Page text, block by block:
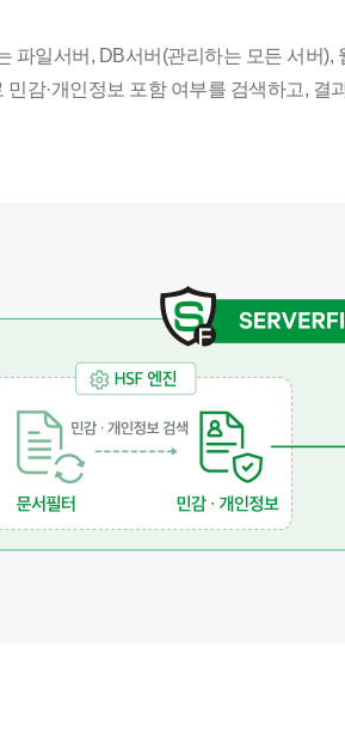
파일서버, DB서버(관리하는 모든 서버),
민감·개인정보 포함 여부를 검색하고, 결